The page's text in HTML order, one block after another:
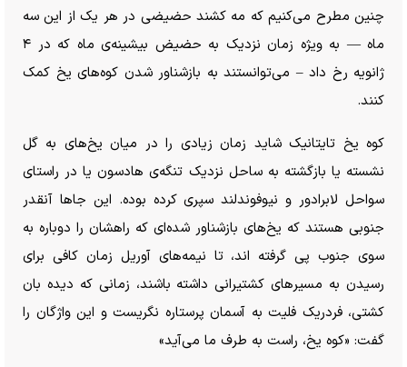
چنین مطرح می‌کنیم که مه کشند حضیضی در هر یک از این سه
ماه — به ویژه زمان نزدیک به حضیض بیشینه‌ی ماه که در ۴
ژانویه رخ داد – می‌توانستند به بازشناور شدن کوه‌های یخ کمک
کنند.
کوه یخ تایتانیک شاید زمان زیادی را در میان یخ‌های به گل
نشسته یا بازگشته به ساحل نزدیک تنگه‌ی هادسون یا در راستای
سواحل لابرادور و نیوفوندلند سپری کرده بوده. این جا‌ها آنقدر
جنوبی هستند که یخ‌های بازشناور شده‌ای که راهشان را دوباره به
سوی جنوب پی گرفته اند، تا نیمه‌های آوریل زمان کافی برای
رسیدن به مسیر‌های کشتیرانی داشته باشند، زمانی که دیده بان
کشتی، فردریک فلیت به آسمان پرستاره نگریست و این واژگان را
گفت: «کوه یخ، راست به طرف ما می‌آید»